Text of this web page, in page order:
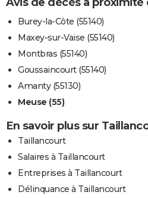
Burey-la-Côte (55140)
Maxey-sur-Vaise (55140)
Montbras (55140)
Goussaincourt (55140)
Amanty (55130)
Meuse (55)
En savoir plus sur
Taillancourt
Salaires à Taillancourt
Entreprises à Taillancourt
Délinquance à Taillancourt